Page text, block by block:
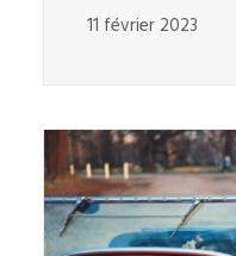
11 février 2023